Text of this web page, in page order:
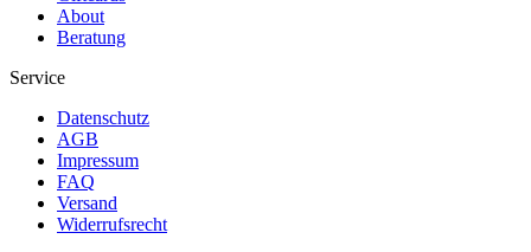
About
Beratung
Service
Datenschutz
AGB
Impressum
FAQ
Versand
Widerrufsrecht